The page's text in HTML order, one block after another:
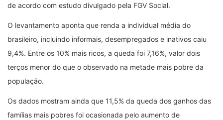
de acordo com estudo divulgado pela FGV Social.
O levantamento aponta que renda a individual média do
brasileiro, incluindo informais, desempregados e inativos caiu
9,4%. Entre os 10% mais ricos, a queda foi 7,16%, valor dois
terços menor do que o observado na metade mais pobre da
população.
Os dados mostram ainda que 11,5% da queda dos ganhos das
famílias mais pobres foi ocasionada pelo aumento de